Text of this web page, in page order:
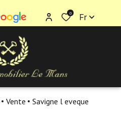
0 Fr
Vente
Savigne l eveque